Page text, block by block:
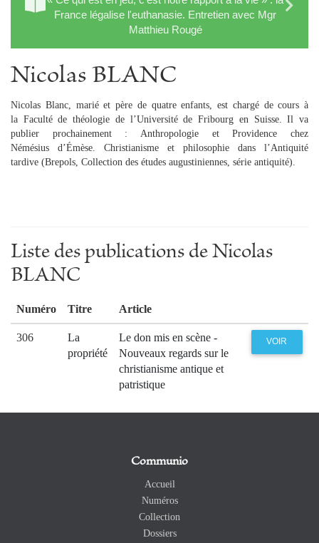
France légalise l'euthanasie. Entretien avec Mgr
Matthieu Rougé
Nicolas BLANC
Nicolas Blanc, marié et père de quatre enfants, est chargé de cours à
la Faculté de théologie de l’Université de Fribourg en Suisse. Il va
publier prochainement : Anthropologie et Providence chez
Némésius d’Émèse. Christianisme et philosophie dans l’Antiquité
tardive (Brepols, Collection des études augustiniennes, série antiquité).
Liste des publications de Nicolas
BLANC
Numéro Titre Article
306
La
propriété
Le don mis en scène -
Nouveaux regards sur le
christianisme antique et
patristique
VOIR
Communio
Accueil
Numéros
Collection
Dossiers